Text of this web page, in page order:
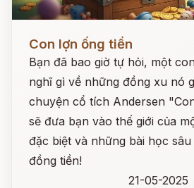
Con lợn ống tiền
Bạn đã bao giờ tự hỏi, một
nghĩ gì về những đồng xu nó
chuyện cổ tích Andersen
sẽ đưa bạn vào thế giới của
đặc biệt và những bài học
đồng tiền!
21-05-2025